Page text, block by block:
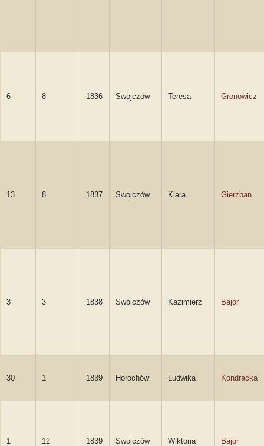
6 8 1836 Swojczów Teresa Gronowicz
13 8 1837 Swojczów Klara Gierzban
3 3 1838 Swojczów Kazimierz Bajor
30 1 1839 Horochów Ludwika Kondracka
1 12 1839 Swojczów Wiktoria Bajor